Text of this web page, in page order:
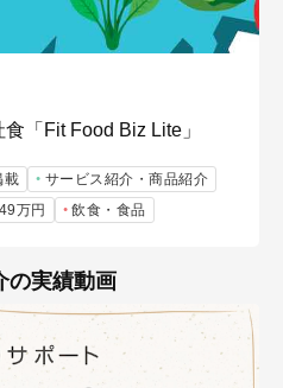
「Fit Food Biz Lite」
載
サービス紹介・商品紹介
万円 飲食・食品
の実績動画